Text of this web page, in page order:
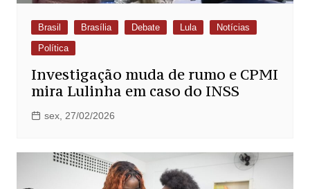
Brasil Brasília Debate Lula
Notícias
Política
Investigação muda de rumo e CPMI
mira Lulinha em caso do INSS
sex, 27/02/2026